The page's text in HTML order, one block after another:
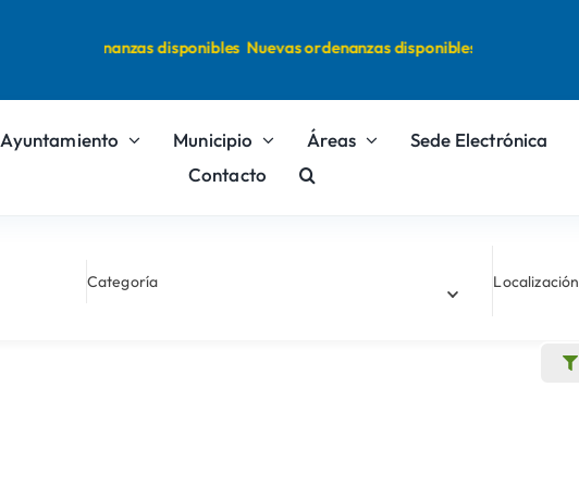
Nuevas ordenanzas disponibles Nuevas ordenanzas disponibles
Ayuntamiento Municipio Áreas
Sede Electrónica
Contacto
Categoría Localización